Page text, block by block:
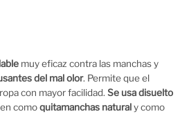
muy eficaz contra las manchas y
del mal olor. Permite que el
con mayor facilidad. Se usa disuelto
comoquitamanchas naturaly como